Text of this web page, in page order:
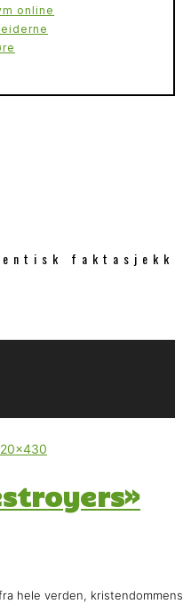
online
faktasjekk
hele verden, kristendommens